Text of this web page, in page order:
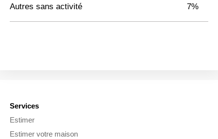
Autres sans activité 7%
Services
Estimer
Estimer votre maison